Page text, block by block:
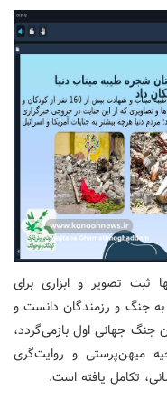
ثبت تصویر و ابزاری برای
به جنگ و رزمندگان دانست و
جهانی اول بازمی‌گردد،
میهن‌پرستی و روایت‌گری
تکامل یافته است.